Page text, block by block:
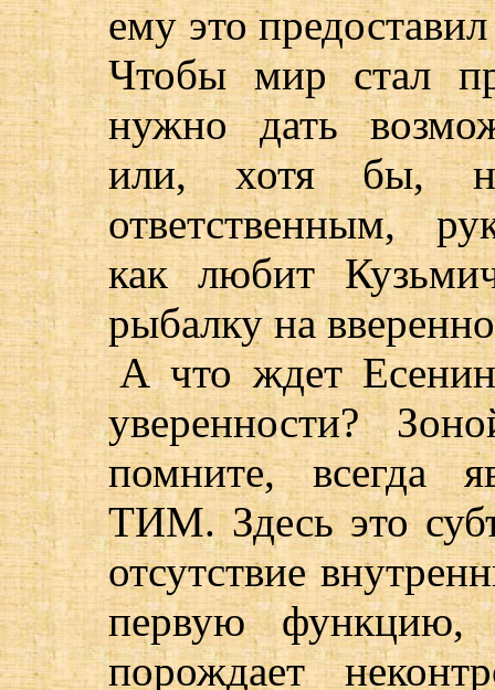
ему это
Чтобы мир стал
нужно дать
или, хотя бы,
ответственным,
как любит
рыбалку на
А что ждет
уверенности?
помните, всегда
ТИМ. Здесь это
отсутствие
первую
порождает